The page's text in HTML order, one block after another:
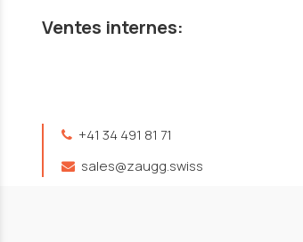
Ventes internes:
+41 34 491 81 71
sales@zaugg.swiss